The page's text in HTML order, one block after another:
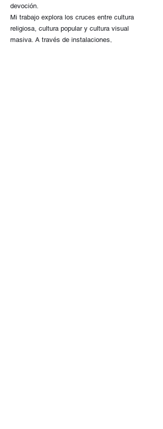
devoción.
Mi trabajo explora los cruces entre cultura
religiosa, cultura popular y cultura visual
masiva. A través de instalaciones,